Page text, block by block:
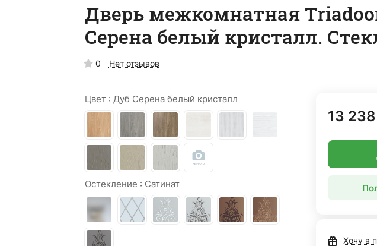
Дверь межкомнатная
Серена белый кристалл.
0 Нет отзывов
Цвет : Дуб Серена белый кристалл
Остекление : Сатинат
13
Хочу в